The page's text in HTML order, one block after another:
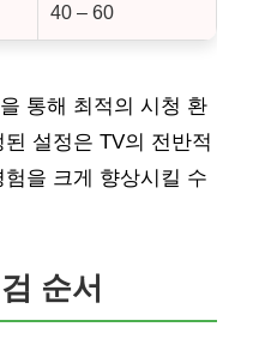
40 – 60
통해 최적의 시청 환
설정은 TV의 전반적
을 크게 향상시킬 수
순서